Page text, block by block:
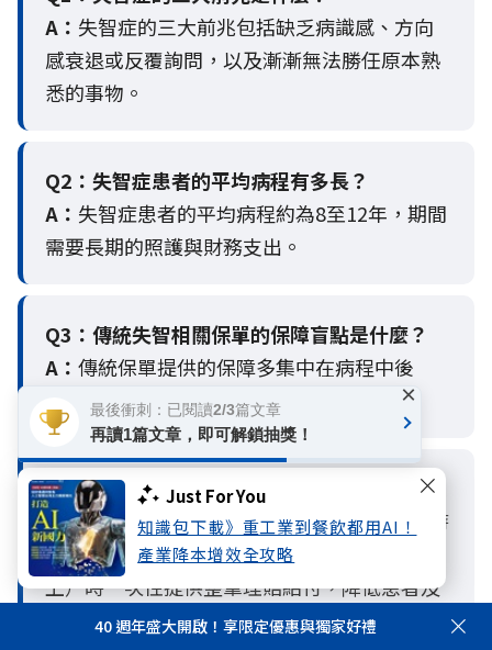
Just For You
知識包下載》重工業到餐飲都用AI！
產業降本增效全攻略
A： 失智症的三大前兆包括缺乏病識感、方向
感衰退或反覆詢問，以及漸漸無法勝任原本熟
悉的事物。
Q2： 失智症患者的平均病程有多長？
A： 失智症患者的平均病程約為8至12年，期間
需要長期的照護與財務支出。
Q3： 傳統失智相關保單的保障盲點是什麼？
A： 傳統保單提供的保障多集中在病程中後
期，病程初期提供的保障較為不足。
Q4：安達人壽失智保障的特色是什麼？
A：安達人壽失智保障在輕度失智（CDR 1）時
即提供部分保障，並在中重度失智（CDR 2以
上）時一次性提供整筆理賠給付，降低患者及
其家庭財務壓力。
40 週年盛大開啟！享限定優惠與獨家好禮
最後衝刺：已閱讀2/3篇文章
再讀1篇文章，即可解鎖抽獎！
×